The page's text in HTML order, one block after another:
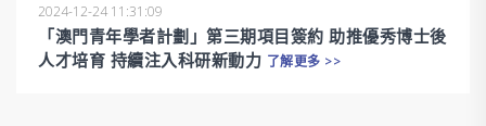
2024-12-24 11:31:09
「澳門青年學者計劃」第三期項目簽約 助推優秀博士後
人才培育 持續注入科研新動力 了解更多 >>